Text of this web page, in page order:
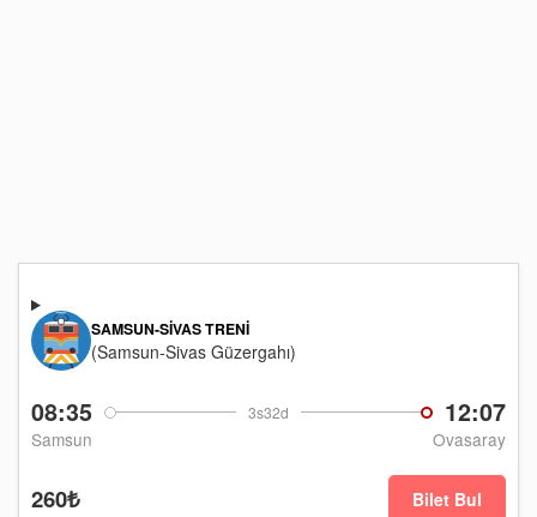
08:35 3s32d 12:07
Samsun Ovasaray
SAMSUN-SIVAS TRENI
(Samsun-Sivas Güzergahı)
260₺ Bilet Bul